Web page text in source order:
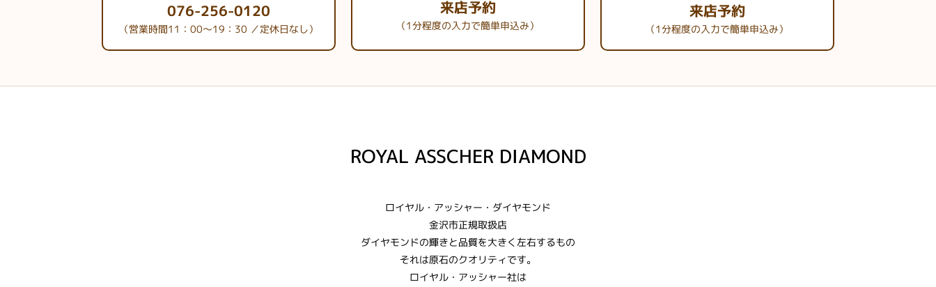
076-256-0120
（営業時間11：00～19：30 ／定休日なし）
来店予約
（1分程度の入力で簡単申込み）
来店予約
（1分程度の入力で簡単申込み）
ROYAL ASSCHER DIAMOND
ロイヤル・アッシャー・ダイヤモンド
金沢市正規取扱店
ダイヤモンドの輝きと品質を大きく左右するもの
それは原石のクオリティです。
ロイヤル・アッシャー社は